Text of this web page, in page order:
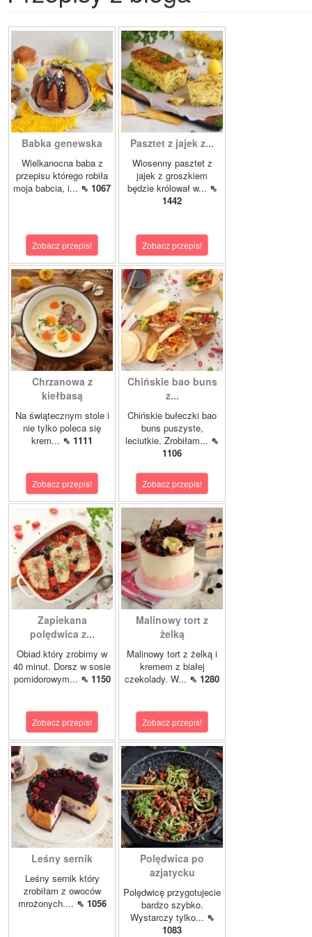
Babka genewska
Wielkanocna baba z
przepisu którego robiła
moja babcia, i... ⇖ 1067
Zobacz przepis!
Pasztet z jajek z...
Wiosenny pasztet z
jajek z groszkiem
będzie królował w... ⇖
1442
Zobacz przepis!
Chrzanowa z
kiełbasą
Na świątecznym stole i
nie tylko poleca się
krem... ⇖ 1111
Zobacz przepis!
Chińskie bao buns
z...
Chińskie bułeczki bao
buns puszyste,
leciutkie. Zrobiłam... ⇖
1106
Zobacz przepis!
Zapiekana
polędwica z...
Obiad który zrobimy w
40 minut. Dorsz w sosie
pomidorowym... ⇖ 1150
Zobacz przepis!
Malinowy tort z
żelką
Malinowy tort z żelką i
kremem z białej
czekolady. W... ⇖ 1280
Zobacz przepis!
Leśny sernik
Leśny sernik który
zrobiłam z owoców
mrożonych.... ⇖ 1056
Polędwica po
azjatycku
Polędwicę przygotujecie
bardzo szybko.
Wystarczy tylko... ⇖
1083